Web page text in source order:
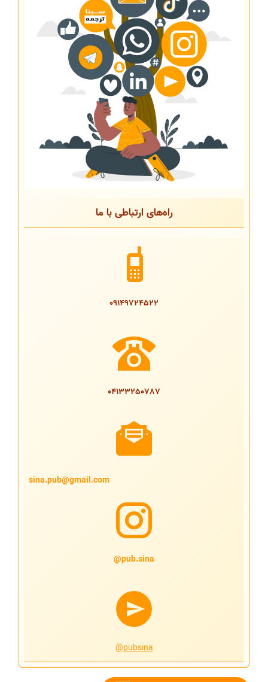
راه‌های ارتباطی با ما
09149724522
04133250787
sina.pub@gmail.com
pub.sina@
@pubsina